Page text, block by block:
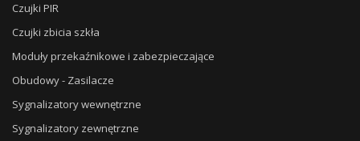
Czujki PIR
Czujki zbicia szkła
Moduły przekaźnikowe i zabezpieczające
Obudowy - Zasilacze
Sygnalizatory wewnętrzne
Sygnalizatory zewnętrzne